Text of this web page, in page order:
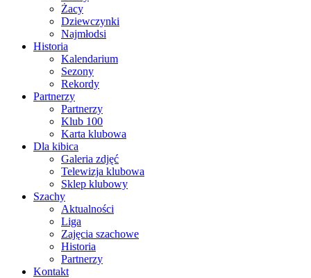
Żacy
Dziewczynki
Najmłodsi
Historia
Kalendarium
Sezony
Rekordy
Partnerzy
Partnerzy
Klub 100
Karta klubowa
Dla kibica
Galeria zdjęć
Telewizja klubowa
Sklep klubowy
Szachy
Aktualności
Liga
Zajęcia szachowe
Historia
Partnerzy
Kontakt